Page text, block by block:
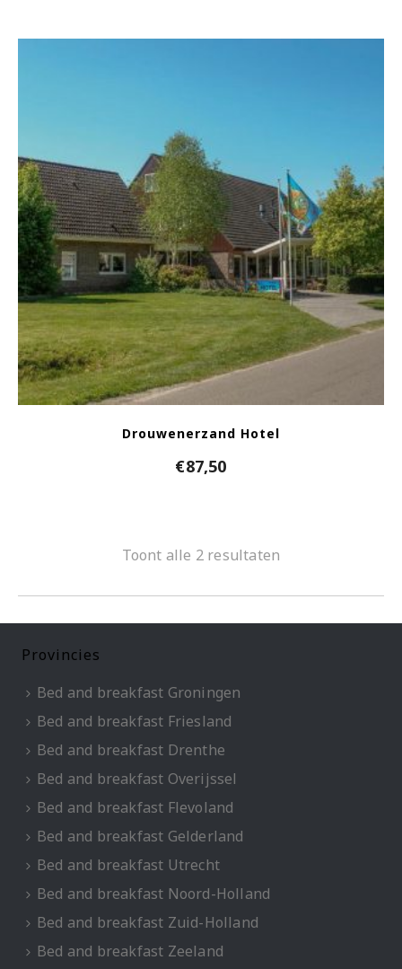
Drouwenerzand Hotel
€87,50
Toont alle 2 resultaten
Provincies
Bed and breakfast Groningen
Bed and breakfast Friesland
Bed and breakfast Drenthe
Bed and breakfast Overijssel
Bed and breakfast Flevoland
Bed and breakfast Gelderland
Bed and breakfast Utrecht
Bed and breakfast Noord-Holland
Bed and breakfast Zuid-Holland
Bed and breakfast Zeeland